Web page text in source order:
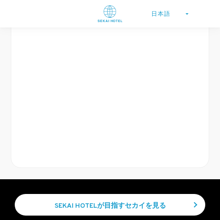
SEKAI HOTELが目指すセカイを見る